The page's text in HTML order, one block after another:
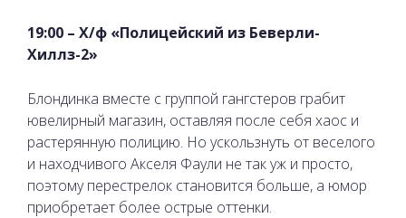
19:00 – Х/ф «Полицейский из Беверли-
Хиллз-2»
Блондинка вместе с группой гангстеров грабит
ювелирный магазин, оставляя после себя хаос и
растерянную полицию. Но ускользнуть от веселого
и находчивого Акселя Фаули не так уж и просто,
поэтому перестрелок становится больше, а юмор
приобретает более острые оттенки.